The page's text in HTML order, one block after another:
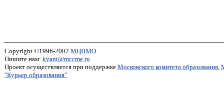
Copyright ©1996-2002 МЦНМО
Пишите нам: kvant@mccme.ru
Проект осуществляется при поддержке Московского комитета образования,
"Курьер образования"